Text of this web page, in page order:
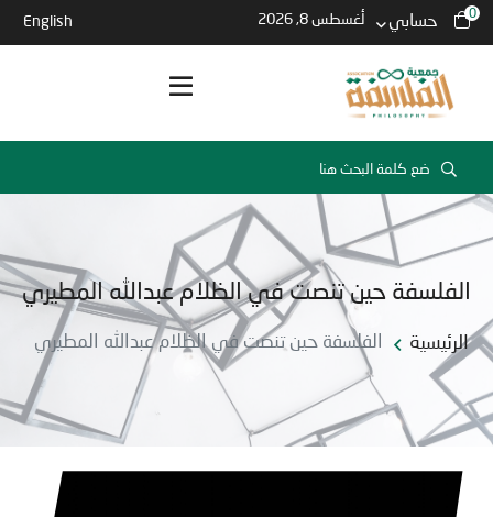
0 حسابي أغسطس 8, 2026 English
الفلسفة حين تنصت في الظلام عبدالله المطيري
الرئيسية الفلسفة حين تنصت في الظلام عبدالله المطيري